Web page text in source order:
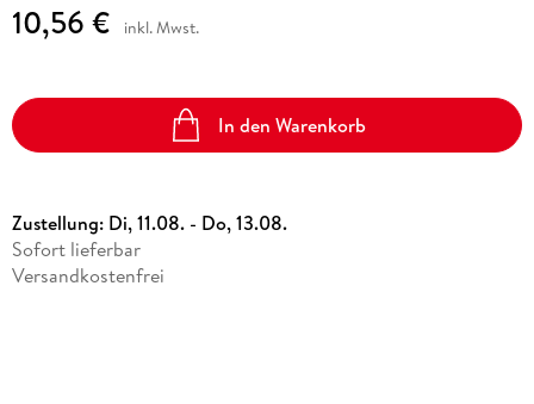
10,56 € inkl. Mwst.
In den Warenkorb
Zustellung: Di, 11.08. - Do, 13.08.
Sofort lieferbar
Versandkostenfrei